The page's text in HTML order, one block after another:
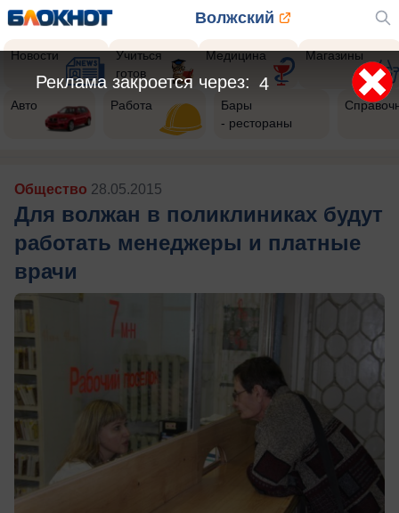
Волжский
Новости
Учиться
готов
Медицина Магазины
Авто Работа
Бары
- рестораны
Общество 28.05.2015
Для волжан в поликлиниках будут
работать менеджеры и платные
врачи
2
Реклама закроется через: